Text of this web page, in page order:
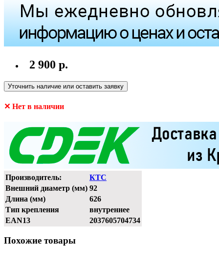
2 900 р.
Уточнить наличие или оставить заявку
✕ Нет в наличии
Производитель:
КТС
Внешний диаметр (мм) 92
Длина (мм)
626
Тип крепления
внутреннее
EAN13
2037605704734
Похожие товары